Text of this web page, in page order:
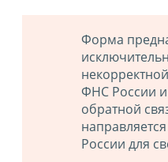
Форма
ФНС России и
обратной
России для